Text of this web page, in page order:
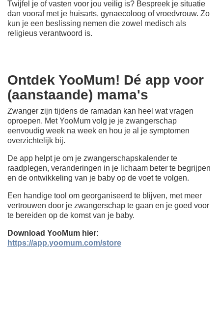
Twijfel je of vasten voor jou veilig is? Bespreek je situatie
dan vooraf met je huisarts, gynaecoloog of vroedvrouw. Zo
kun je een beslissing nemen die zowel medisch als
religieus verantwoord is.
Ontdek YooMum! Dé app voor
(aanstaande) mama's
Zwanger zijn tijdens de ramadan kan heel wat vragen
oproepen. Met YooMum volg je je zwangerschap
eenvoudig week na week en hou je al je symptomen
overzichtelijk bij.
De app helpt je om je zwangerschapskalender te
raadplegen, veranderingen in je lichaam beter te begrijpen
en de ontwikkeling van je baby op de voet te volgen.
Een handige tool om georganiseerd te blijven, met meer
vertrouwen door je zwangerschap te gaan en je goed voor
te bereiden op de komst van je baby.
Download YooMum hier:
https://app.yoomum.com/store